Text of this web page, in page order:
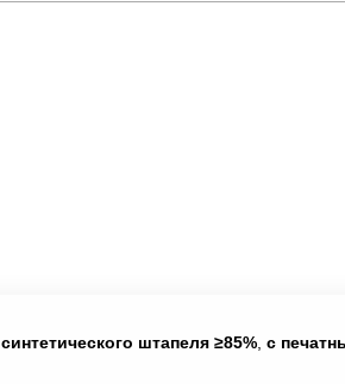
синтетического штапеля ≥85% с